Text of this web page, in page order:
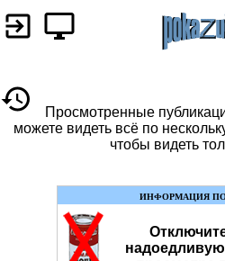
Просмотренные
можете видеть всё по
чтобы видеть
ИНФОРМАЦИЯ